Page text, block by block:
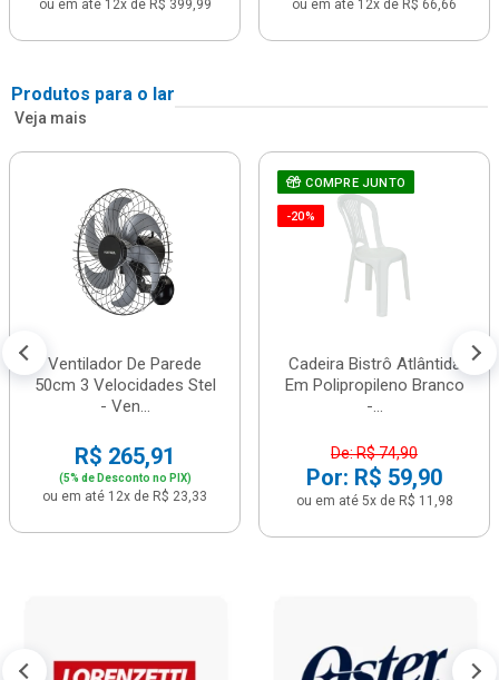
ou em até 12x de R$ 399,99 ou em até 12x de R$ 66,66
Produtos para o lar
Veja mais
Ventilador De Parede
50cm 3 Velocidades Stel
- Ven...
R$ 265,91
(5% de Desconto no PIX)
ou em até 12x de R$ 23,33
COMPRE JUNTO
-20%
Cadeira Bistrô Atlântida
Em Polipropileno Branco
-...
De: R$ 74,90
Por: R$ 59,90
ou em até 5x de R$ 11,98